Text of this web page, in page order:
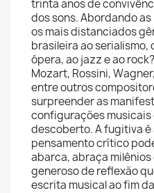
trinta anos de
dos sons. Abordando
os mais distanciados
brasileira ao
ópera, ao jazz e ao
Mozart, Rossini,
entre outros
surpreender as
configurações musicais
descoberto. A fugitiva é
pensamento crítico
abarca, abraça
generoso de reflexão
escrita musical ao fim